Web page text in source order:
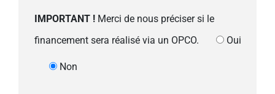
IMPORTANT ! Merci de nous préciser si le
financement sera réalisé via un OPCO.
Oui
Non